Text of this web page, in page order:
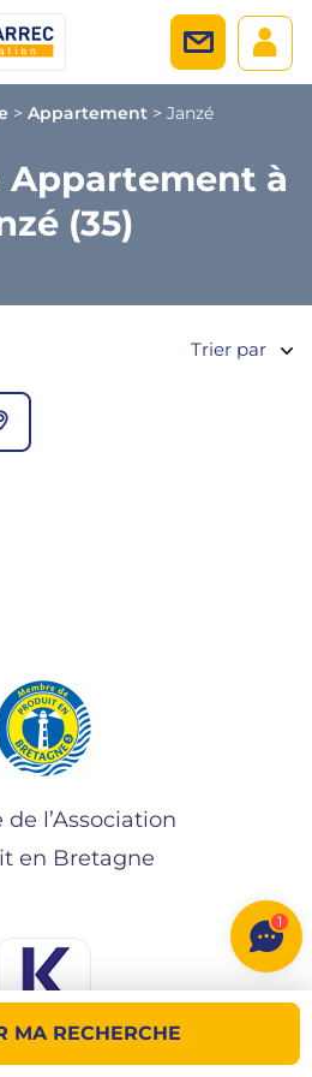
> Appartement > Janzé
à
(35)
MA RECHERCHE
Trier par
l’Association
en Bretagne
1